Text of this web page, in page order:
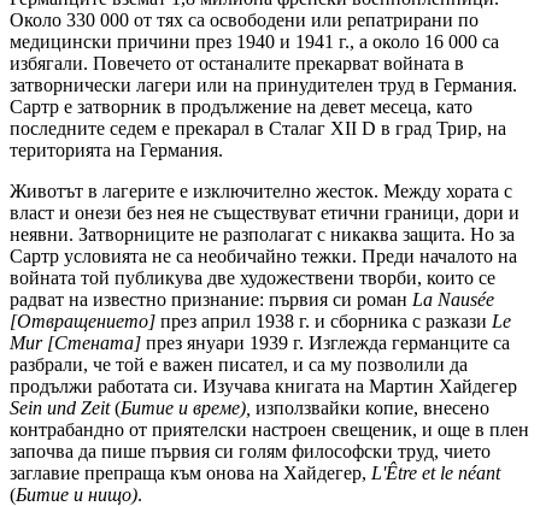
Около 330 000 от тях са освободени или репатрирани по
медицински причини през 1940 и 1941 г., а около 16 000 са
избягали. Повечето от останалите прекарват войната в
затворнически лагери или на принудителен труд в Германия.
Сартр е затворник в продължение на девет месеца, като
последните седем е прекарал в Сталаг XII D в град Трир, на
територията на Германия.
Животът в лагерите е изключително жесток. Между хората с
власт и онези без нея не съществуват етични граници, дори и
неявни. Затворниците не разполагат с никаква защита. Но за
Сартр условията не са необичайно тежки. Преди началото на
войната той публикува две художествени творби, които се
радват на известно признание: първия си роман La Nausée
[Отвращението] през април 1938 г. и сборника с разкази Le
Mur [Стената] през януари 1939 г. Изглежда германците са
разбрали, че той е важен писател, и са му позволили да
продължи работата си. Изучава книгата на Мартин Хайдегер
Sein und Zeit(Битие и време), използвайки копие, внесено
контрабандно от приятелски настроен свещеник, и още в плен
започва да пише първия си голям философски труд, чието
заглавие препраща към онова на Хайдегер, L'Être et le néant
(Битие и нищо).